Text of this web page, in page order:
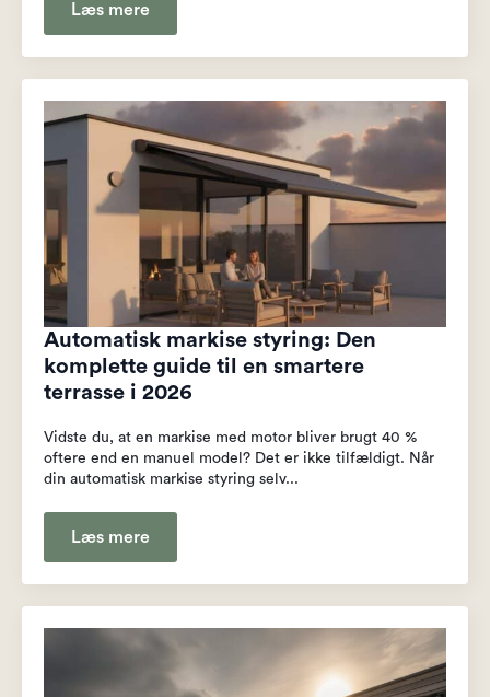
Læs mere
Automatisk markise styring: Den
komplette guide til en smartere
terrasse i 2026
Vidste du, at en markise med motor bliver brugt 40 %
oftere end en manuel model? Det er ikke tilfældigt. Når
din automatisk markise styring selv...
Læs mere